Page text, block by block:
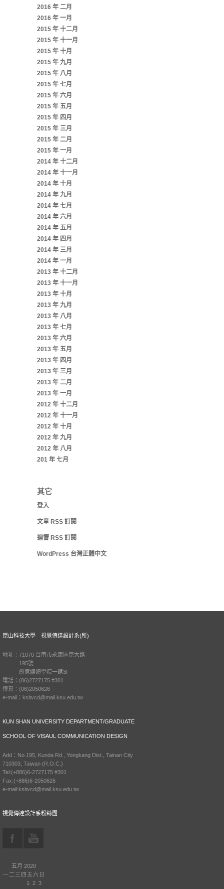
2016 年 二月
2016 年 一月
2015 年 十二月
2015 年 十一月
2015 年 十月
2015 年 九月
2015 年 八月
2015 年 七月
2015 年 六月
2015 年 五月
2015 年 四月
2015 年 三月
2015 年 二月
2015 年 一月
2014 年 十二月
2014 年 十一月
2014 年 十月
2014 年 九月
2014 年 七月
2014 年 六月
2014 年 五月
2014 年 四月
2014 年 三月
2014 年 一月
2013 年 十二月
2013 年 十一月
2013 年 十月
2013 年 九月
2013 年 八月
2013 年 七月
2013 年 六月
2013 年 五月
2013 年 四月
2013 年 三月
2013 年 二月
2013 年 一月
2012 年 十二月
2012 年 十一月
2012 年 十月
2012 年 九月
2012 年 八月
201 年 七月
其它
登入
文章 RSS 訂閱
迴響 RSS 訂閱
WordPress 台灣正體中文
崑山科技大學 視覺傳達設計系(所)
地址：71070 台南市永康區崑大路
195號
創意媒體學院一館3F
電話：(06)2727175 #301
傳真：(06)2050626
e-mail：ksitvcd@mail.ksu.edu.tw
KUN SHAN UNIVERSITY DEPARTMENT/GRADUATE
SCHOOL OF VISAUL COMMUNICATION DESIGN
Add：No.195, Kunda Rd., Yongkang Dist., Tainan City
710303, Taiwan (R.O.C.)
Tel:(+886)6-2727175 #301
Fax:(+886)6-2050626
e-mail:ksitvcd@mail.ksu.edu.tw
視覺傳達設計系粉絲團
五月 2020
一 二 三 四 五六 日
1
2 3